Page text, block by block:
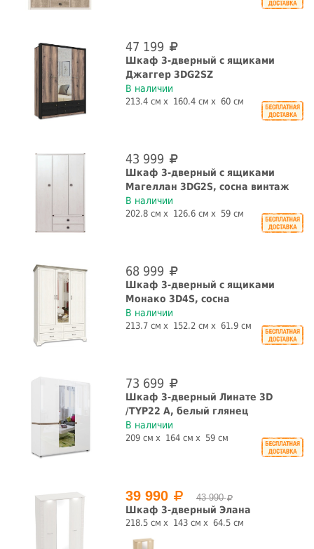
47 199
Шкаф 3-дверный с ящиками
Джаггер 3DG2SZ
В наличии
213.4 см 160.4 см 60 см
43 999
Шкаф 3-дверный с ящиками
Магеллан 3DG2S, сосна винтаж
В наличии
202.8 см 126.6 см 59 см
68 999
Шкаф 3-дверный с ящиками
Монако 3D4S, сосна
В наличии
213.7 см 152.2 см 61.9 см
73 699
Шкаф 3-дверный Линате 3D
/TYP22 A, белый глянец
В наличии
209 см 164 см 59 см
39 990 43 990
Шкаф 3-дверный Элана
218.5 см 143 см 64.5 см